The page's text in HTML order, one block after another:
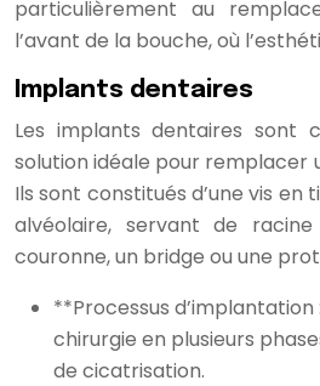
particulièrement au
l’avant de la bouche, où
Implants dentaires
Les implants dentaires sont
solution idéale pour remplacer
Ils sont constitués d’une vis en
alvéolaire, servant de
couronne, un bridge ou une
**Processus
chirurgie en plusieurs
de cicatrisation.